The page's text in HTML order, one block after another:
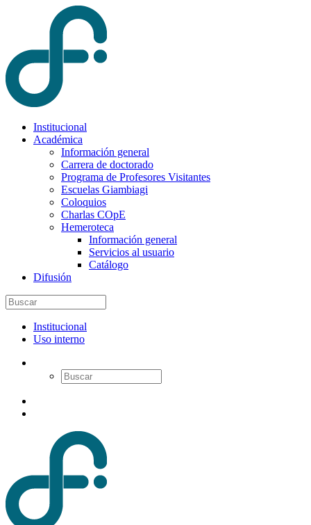
Institucional
Académica
Información general
Carrera de doctorado
Programa de Profesores Visitantes
Escuelas Giambiagi
Coloquios
Charlas COpE
Hemeroteca
Información general
Servicios al usuario
Catálogo
Difusión
Institucional
Uso interno